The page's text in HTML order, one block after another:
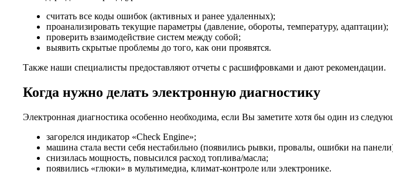
считать все коды ошибок (активных и ранее удаленных);
проанализировать текущие параметры (давление, обороты, температуру, адаптации);
проверить взаимодействие систем между собой;
выявить скрытые проблемы до того, как они проявятся.
Также наши специалисты предоставляют отчеты с расшифровками и дают рекомендации.
Когда нужно делать электронную диагностику
Электронная диагностика особенно необходима, если Вы заметите хотя бы один из
загорелся индикатор «Check Engine»;
машина стала вести себя нестабильно (появились рывки, провалы, ошибки на
снизилась мощность, повысился расход топлива/масла;
появились «глюки» в мультимедиа, климат-контроле или электронике.